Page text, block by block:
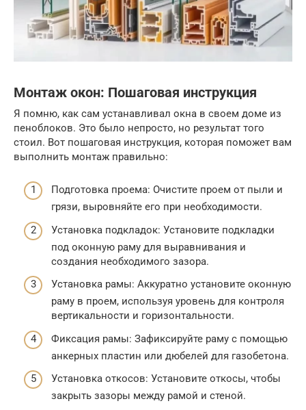
Монтаж окон: Пошаговая инструкция
Я помню, как сам устанавливал окна в своем доме из
пеноблоков. Это было непросто, но результат того
стоил. Вот пошаговая инструкция, которая поможет вам
выполнить монтаж правильно:
Подготовка проема: Очистите проем от пыли и
грязи, выровняйте его при необходимости.
Установка подкладок: Установите подкладки
под оконную раму для выравнивания и
создания необходимого зазора.
Установка рамы: Аккуратно установите оконную
раму в проем, используя уровень для контроля
вертикальности и горизонтальности.
Фиксация рамы: Зафиксируйте раму с помощью
анкерных пластин или дюбелей для газобетона.
Установка откосов: Установите откосы, чтобы
закрыть зазоры между рамой и стеной.